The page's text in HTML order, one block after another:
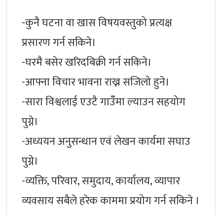
-कुनै घटना वा खास विषयवस्तुको प्रत्यक्ष
प्रसारण गर्न सकिने।
-घरमै बसेर खरिदबिक्री गर्न सकिने।
-आफ्ना विचार भावना राख्न सजिलो हुने।
-सारा विश्वलाई एउटै गाउँँमा ल्याउन सहयोग
पुग्ने।
-अध्ययन अनुसन्धान एवं लेखन कार्यमा सघाउ
पुग्ने।
-व्यक्ति, परिवार, समुदाय, कार्यालय, व्यापार
व्यवसाय सबैले हरेक काममा प्रयोग गर्न सकिने ।